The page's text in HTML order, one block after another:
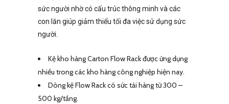
sức người nhờ có cấu trúc thông minh và các
con lăn giúp giảm thiểu tối đa việc sử dụng sức
người.
Kệ kho hàng Carton Flow Rack được ứng dụng
nhiều trong các kho hàng công nghiệp hiện nay.
Dòng kệ Flow Rack có sức tải hàng từ 300 –
500 kg/tầng.